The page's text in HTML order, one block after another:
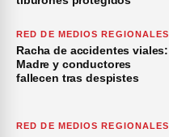
RED DE MEDIOS REGIONALES
Racha de accidentes viales:
Madre y conductores
fallecen tras despistes
RED DE MEDIOS REGIONALES